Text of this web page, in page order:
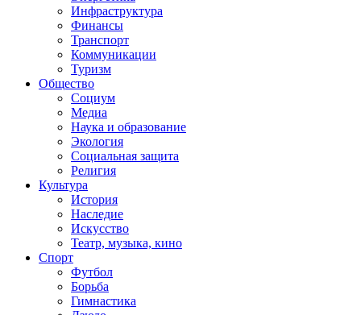
Инфраструктура
Финансы
Транспорт
Коммуникации
Туризм
Общество
Социум
Медиа
Наука и образование
Экология
Социальная защита
Религия
Культура
История
Наследие
Искусство
Театр, музыка, кино
Спорт
Футбол
Борьба
Гимнастика